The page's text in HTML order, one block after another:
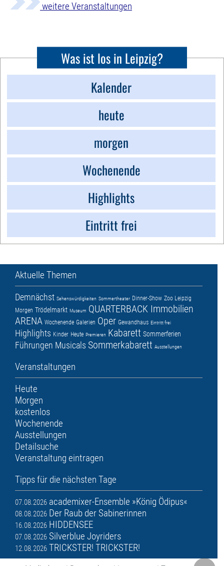
weitere Veranstaltungen
Was ist los in Leipzig?
Kalender
heute
morgen
Wochenende
Highlights
Eintritt frei
Aktuelle Themen
Demnächst Sehenswürdigkeiten Sommertheater Dinner-Show Zoo Leipzig
Morgen Trödelmarkt Museum QUARTERBACK Immobilien
ARENA Wochenende Galerien Oper Gewandhaus Eintritt frei
Highlights Kinder Heute Premieren Kabarett Sommerferien
Führungen Musicals Sommerkabarett Ausstellungen
Veranstaltungen
Heute
Morgen
kostenlos
Wochenende
Ausstellungen
Detailsuche
Veranstaltung eintragen
Tipps für die nächsten Tage
07.08.2026 academixer-Ensemble »König Ödipus«
08.08.2026 Der Raub der Sabinerinnen
16.08.2026 HIDDENSEE
07.08.2026 Silverblue Joyriders
12.08.2026 TRICKSTER! TRICKSTER!